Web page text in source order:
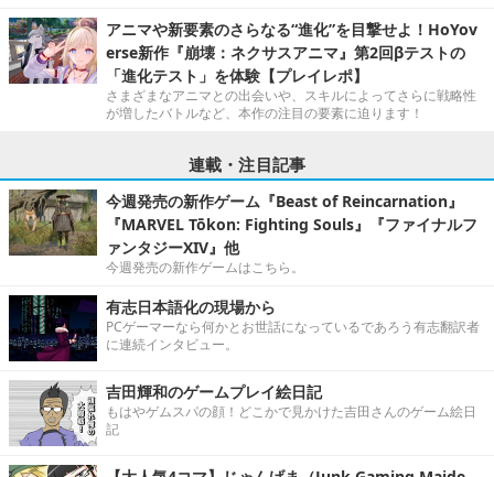
アニマや新要素のさらなる“進化”を目撃せよ！HoYov
erse新作『崩壊：ネクサスアニマ』第2回βテストの
「進化テスト」を体験【プレイレポ】
さまざまなアニマとの出会いや、スキルによってさらに戦略性
が増したバトルなど、本作の注目の要素に迫ります！
連載・注目記事
今週発売の新作ゲーム『Beast of Reincarnation』
『MARVEL Tōkon: Fighting Souls』『ファイナルフ
ァンタジーXIV』他
今週発売の新作ゲームはこちら。
有志日本語化の現場から
PCゲーマーなら何かとお世話になっているであろう有志翻訳者
に連続インタビュー。
吉田輝和のゲームプレイ絵日記
もはやゲムスパの顔！どこかで見かけた吉田さんのゲーム絵日
記